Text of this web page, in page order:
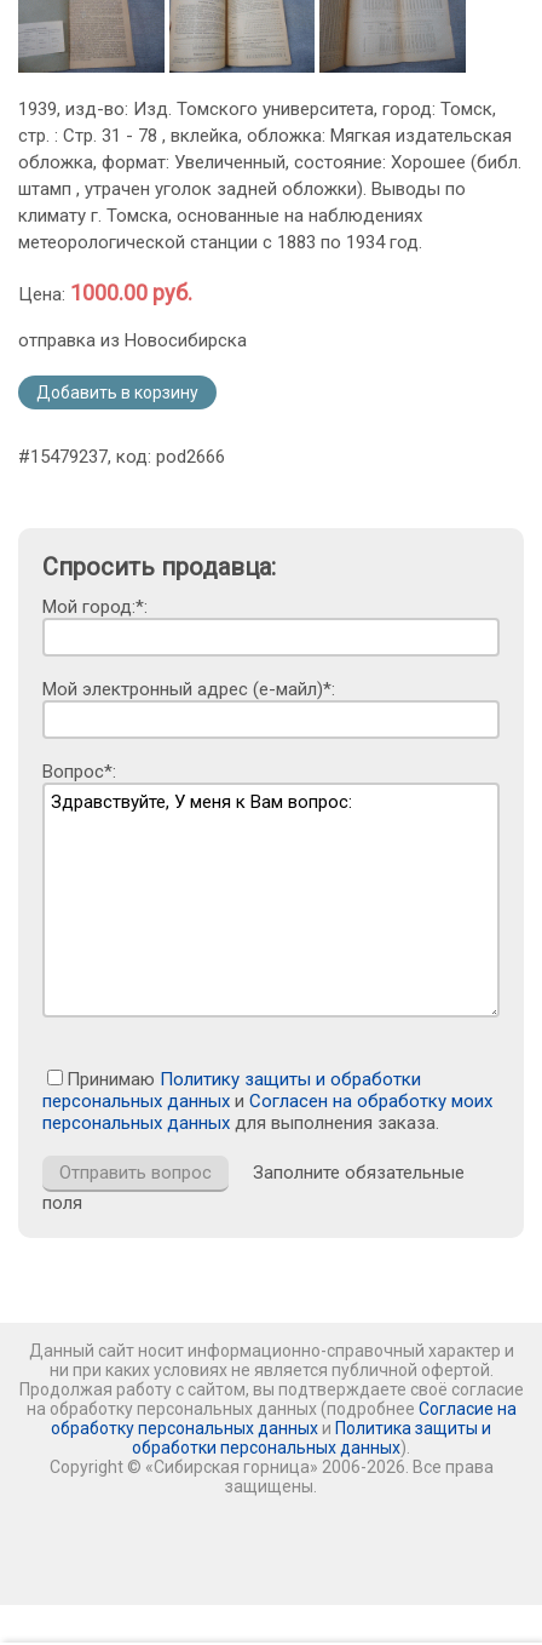
1939, изд-во: Изд. Томского университета, город: Томск,
стр. : Стр. 31 - 78 , вклейка, обложка: Мягкая издательская
обложка, формат: Увеличенный, состояние: Хорошее (библ.
штамп , утрачен уголок задней обложки). Выводы по
климату г. Томска, основанные на наблюдениях
метеорологической станции с 1883 по 1934 год.
Цена: 1000.00 руб.
отправка из Новосибирска
Добавить в корзину
#15479237, код: pod2666
Спросить продавца:
Мой город:*:
Мой электронный адрес (е-майл)*:
Вопрос*:
Принимаю Политику защиты и обработки
персональных данных и Согласен на обработку моих
персональных данных для выполнения заказа.
Заполните обязательные
поля
Данный сайт носит информационно-справочный характер и
ни при каких условиях не является публичной офертой.
Продолжая работу с сайтом, вы подтверждаете своё согласие
на обработку персональных данных (подробнее Согласие на
обработку персональных данных и Политика защиты и
обработки персональных данных).
Copyright © «Сибирская горница» 2006-2026. Все права
защищены.